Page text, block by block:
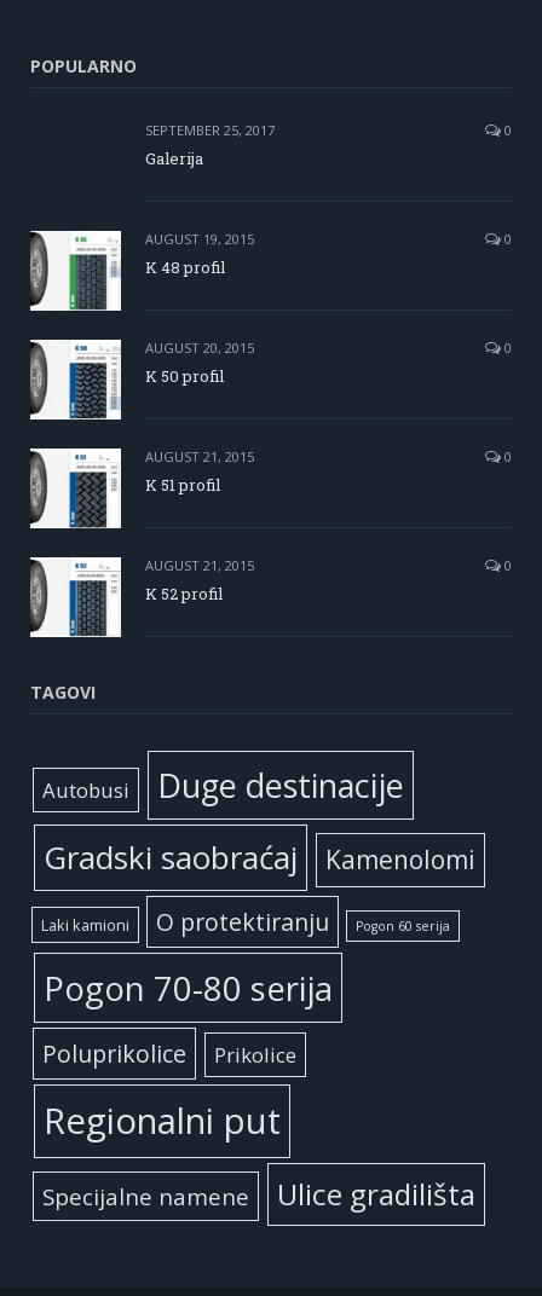
POPULARNO
SEPTEMBER 25, 2017 0
Galerija
AUGUST 19, 2015 0
K 48 profil
AUGUST 20, 2015 0
K 50 profil
AUGUST 21, 2015 0
K 51 profil
AUGUST 21, 2015 0
K 52 profil
TAGOVI
Autobusi Duge destinacije
Gradski saobraćaj Kamenolomi
Laki kamioni O protektiranju Pogon 60 serija
Pogon 70-80 serija
Poluprikolice Prikolice
Regionalni put
Specijalne namene Ulice gradilišta